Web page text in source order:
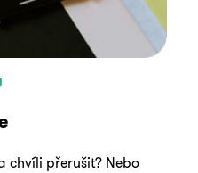
chvíli přerušit? Nebo